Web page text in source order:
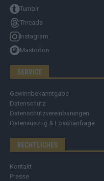
Tumblr
Threads
Instagram
Mastodon
SERVICE
Gewinnbekanntgabe
Datenschutz
Datenschutzvereinbarungen
Datenauszug & Löschanfrage
RECHTLICHES
Kontakt
Presse